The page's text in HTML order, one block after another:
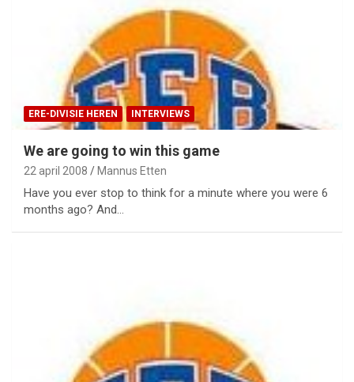
ERE-DIVISIE HEREN INTERVIEWS
We are going to win this game
22 april 2008 Mannus Etten
Have you ever stop to think for a minute where you were 6
months ago? And…